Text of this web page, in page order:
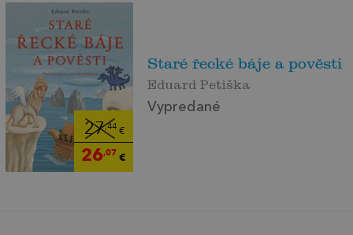
27,44€
26,07 €
Staré řecké báje a pověsti
Eduard Petiška
Vypredané